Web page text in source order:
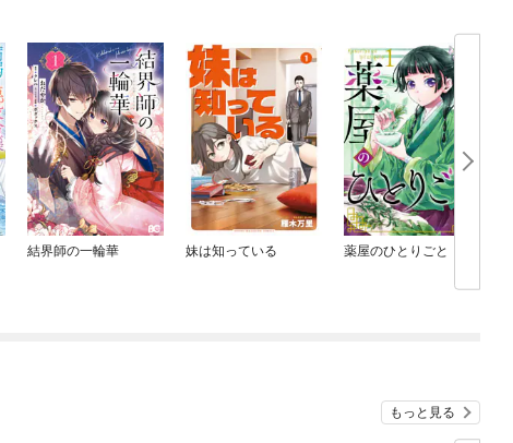
結界師の一輪華 妹は知っている 薬屋のひとりごと
もっと見る